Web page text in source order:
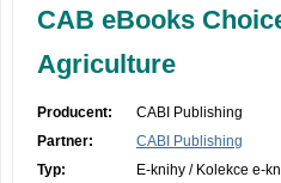
CAB eBooks
Agriculture
Producent:
CABI Publishing
Partner:
CABI Publishing
Typ:
E-knihy / Kolekce e-